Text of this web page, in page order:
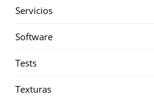
Servicios
Software
Tests
Texturas